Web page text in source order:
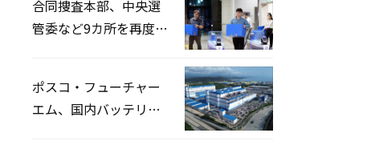
合同捜査本部、中央選
管委など9カ所を再度家
ポスコ・フューチャー
エム、国内バッテリー